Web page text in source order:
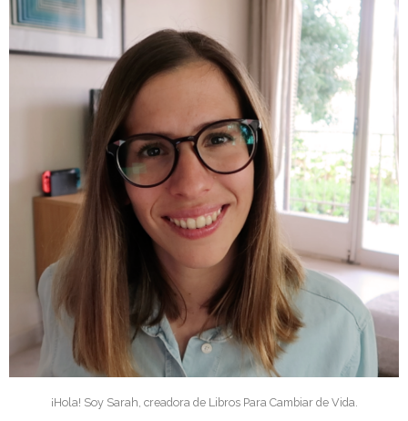
¡Hola! Soy Sarah, creadora de Libros Para Cambiar de Vida.